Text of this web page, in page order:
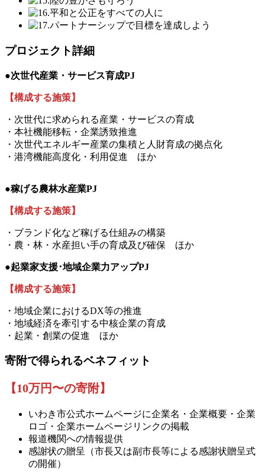
プロジェクト詳細
●次世代産業・サービス育成PJ
【構成する施策】
・次世代に求められる産業・サービスの育成
・本社機能移転・企業誘致推進
・次世代エネルギー産業の集積と人財育成の拠点化
・港湾機能高度化・利用促進 ほか
●稼げる農林水産業PJ
【構成する施策】
・ブランド化など稼げる仕組みの構築
・農・林・水産担い手の育成及び確保 ほか
●起業家支援･地域企業力アップPJ
【構成する施策】
・地域企業におけるDX等の推進
・地域経済を牽引する中核企業の育成
・起業・創業の促進 ほか
寄附で得られるベネフィット
【10万円〜の寄附】
いわき市公式ホームページに企業名・企業概要・企業
ロゴ・企業ホームページリンクの掲載
報道機関への情報提供
感謝状の贈呈（市長又は副市長等による感謝状贈呈式
の開催）